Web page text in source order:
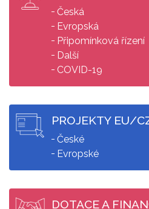
Česká
Evropská
Připomínková řízení
Další
COVID-19
PROJEKTY EU/
České
Evropské
DOTACE A